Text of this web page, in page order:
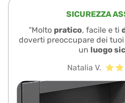
SICUREZZA
“Molto pratico, facile e ti
doverti preoccupare dei
un luogo
Natalia V.